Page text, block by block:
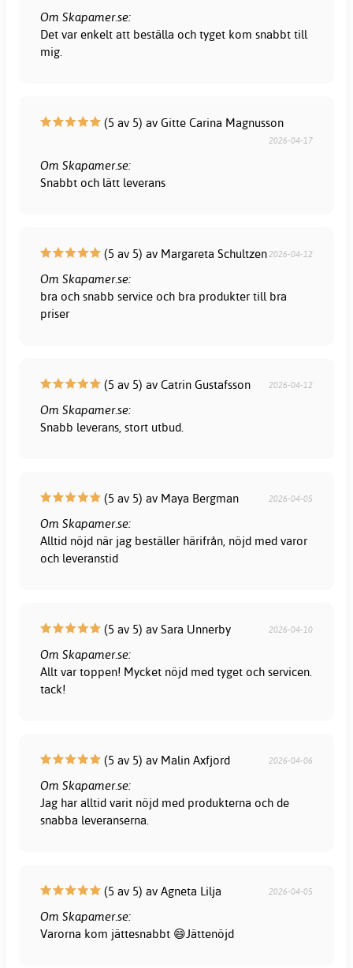
Om Skapamer.se:
Det var enkelt att beställa och tyget kom snabbt till
mig.
(5 av 5) av Gitte Carina Magnusson
2026-04-17
Om Skapamer.se:
Snabbt och lätt leverans
(5 av 5) av Margareta Schultzen2026-04-12
Om Skapamer.se:
bra och snabb service och bra produkter till bra
priser
(5 av 5) av Catrin Gustafsson 2026-04-12
Om Skapamer.se:
Snabb leverans, stort utbud.
(5 av 5) av Maya Bergman 2026-04-05
Om Skapamer.se:
Alltid nöjd när jag beställer härifrån, nöjd med varor
och leveranstid
(5 av 5) av Sara Unnerby 2026-04-10
Om Skapamer.se:
Allt var toppen! Mycket nöjd med tyget och servicen.
tack!
(5 av 5) av Malin Axfjord 2026-04-06
Om Skapamer.se:
Jag har alltid varit nöjd med produkterna och de
snabba leveranserna.
(5 av 5) av Agneta Lilja 2026-04-05
Om Skapamer.se:
Varorna kom jättesnabbt 😄Jättenöjd